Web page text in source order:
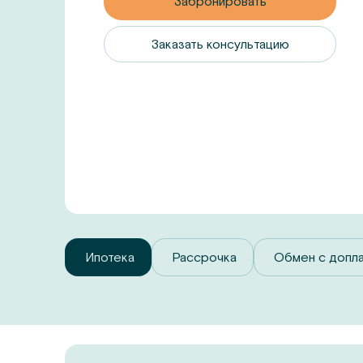
Заказать консультацию
Ипотека Рассрочка Обмен с